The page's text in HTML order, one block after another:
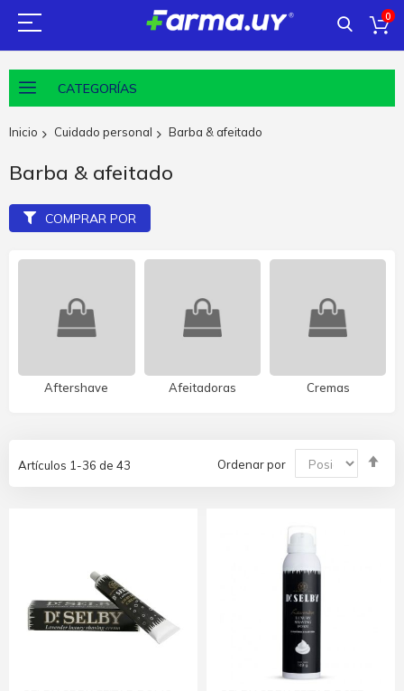
0
CATEGORÍAS
Inicio Cuidado personal Barba & afeitado
Barba & afeitado
Aftershave Afeitadoras Cremas
Artículos 1 -36 de 43 Ordenar por
COMPRAR POR